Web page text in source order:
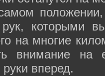
положении,
которыми
на многие
внимание на
вперед.